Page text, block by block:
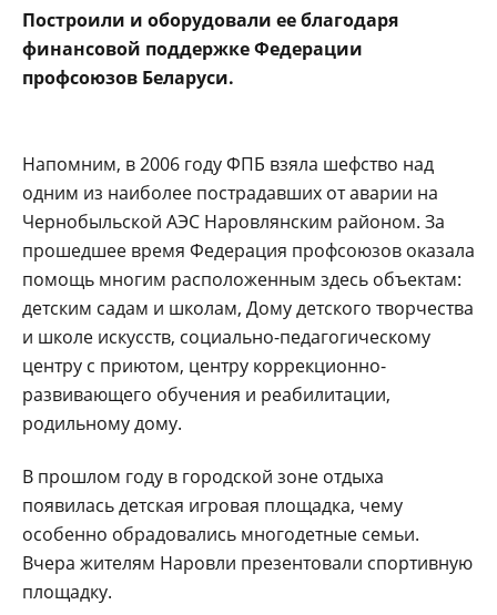
Построили и оборудовали ее благодаря
финансовой поддержке Федерации
профсоюзов Беларуси.
Напомним, в 2006 году ФПБ взяла шефство над
одним из наиболее пострадавших от аварии на
Чернобыльской АЭС Наровлянским районом. За
прошедшее время Федерация профсоюзов оказала
помощь многим расположенным здесь объектам:
детским садам и школам, Дому детского творчества
и школе искусств, социально-педагогическому
центру с приютом, центру коррекционно-
развивающего обучения и реабилитации,
родильному дому.
В прошлом году в городской зоне отдыха
появилась детская игровая площадка, чему
особенно обрадовались многодетные семьи.
Вчера жителям Наровли презентовали спортивную
площадку.